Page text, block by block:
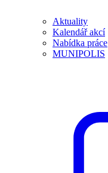
Aktuality
Kalendář akcí
Nabídka práce
MUNIPOLIS